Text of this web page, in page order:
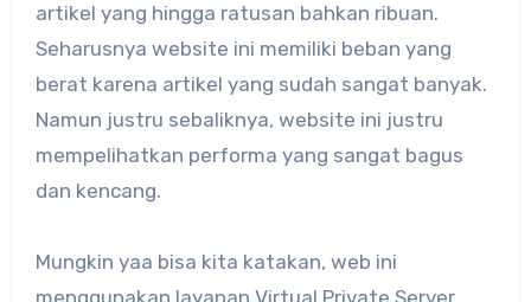
artikel yang hingga ratusan bahkan ribuan.
Seharusnya website ini memiliki beban yang
berat karena artikel yang sudah sangat banyak.
Namun justru sebaliknya, website ini justru
mempelihatkan performa yang sangat bagus
dan kencang.
Mungkin yaa bisa kita katakan, web ini